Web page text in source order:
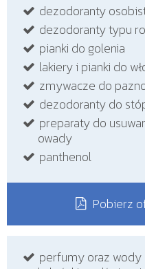
dezodoranty
dezodoranty typu
pianki do golenia
lakiery i pianki do
zmywacze do
dezodoranty do
preparaty do
owady
panthenol
Pobierz
perfumy oraz wody